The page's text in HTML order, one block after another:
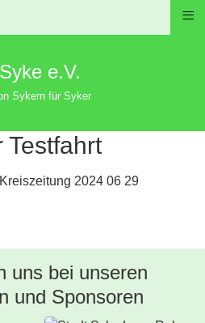
e.V.
für Syker
Testfahrt
uns bei unseren
und Sponsoren
≡